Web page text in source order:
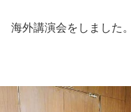
海外講演会をしました。